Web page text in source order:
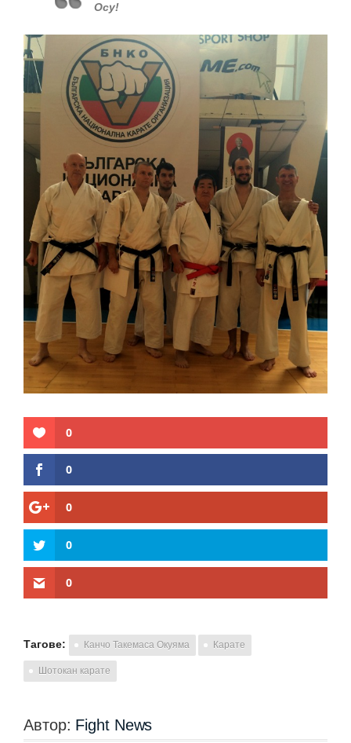
Осу!
0
0
0
0
0
Тагове: Канчо Такемаса Окуяма Карате
Шотокан карате
Автор: Fight News